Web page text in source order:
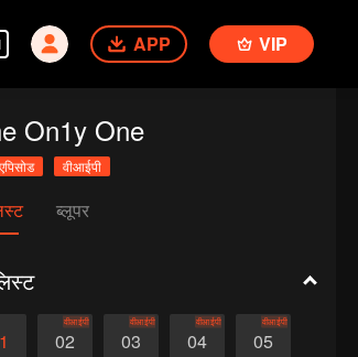
APP VIP
On1y One
वीआईपी
ब्लूपर
02
वीआईपी
03
वीआईपी
04
वीआईपी
05
वीआईपी